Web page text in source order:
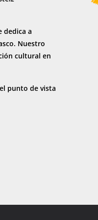
dedica a
Nuestro
cultural en
punto de vista